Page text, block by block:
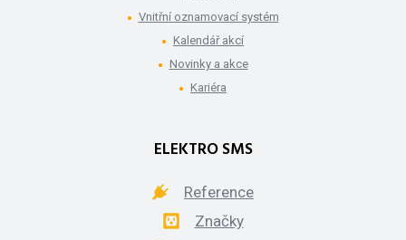
Vnitřní oznamovací systém
Kalendář akcí
Novinky a akce
Kariéra
ELEKTRO SMS
Reference
Značky